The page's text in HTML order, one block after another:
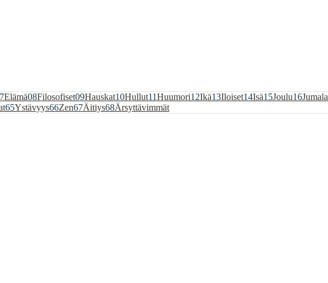
Elämä08Filosofiset09Hauskat10Hullut11Huumori12Ikä13Iloiset14Isä15Joulu16Jumala
65Ystävyys66Zen67Äitiys68Ärsyttävimmät